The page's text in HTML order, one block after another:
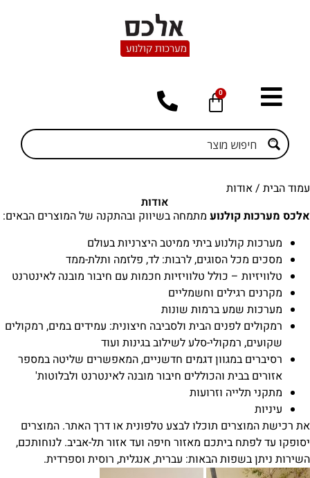
0
עמוד הבית / אודות
אודות
אלכס מערכות קולנוע מתמחה בשיווק ובהתקנה של המוצרים הבאים:
מערכות קולנוע ביתי ממיטב היצרניות בעולם
מסכים מכל הסוגים, לרבות: לד, פלזמה ותלת-ממד
טלוויזיות – כולל טלוויזיות חכמות עם חיבור מובנה לאינטרנט
מקרנים רגילים וחשמליים
מערכות שמע ברמות שונות
רמקולים לפנים הבית ולסביבה חיצונית: עמידים במים, רמקולים
שקועים, רמקולי-סלע לשילוב בגינות ועוד
רסיברים במגוון דגמים חדשניים, המאפשרים שליטה במספר
אזורים בבית והכוללים חיבור מובנה לאינטרנט ולבלוטות'
מתקני תלייה וזרועות
עיניות
את רכישת המוצרים תוכלו לבצע טלפונית או דרך האתר. המוצרים
יסופקו עד לפתח ביתכם מאזור חיפה ועד אזור תל-אביב. לנוחותכם,
השירות ניתן בשפות הבאות: עברית, אנגלית, רוסית וספרדית.